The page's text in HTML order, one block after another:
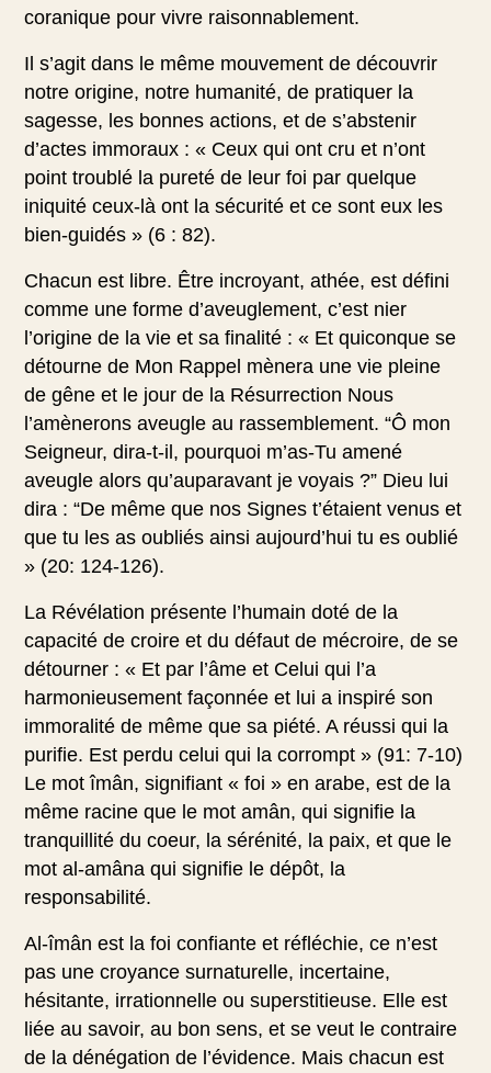
coranique pour vivre raisonnablement.
Il s’agit dans le même mouvement de découvrir
notre origine, notre humanité, de pratiquer la
sagesse, les bonnes actions, et de s’abstenir
d’actes immoraux : « Ceux qui ont cru et n’ont
point troublé la pureté de leur foi par quelque
iniquité ceux-là ont la sécurité et ce sont eux les
bien-guidés » (6 : 82).
Chacun est libre. Être incroyant, athée, est défini
comme une forme d’aveuglement, c’est nier
l’origine de la vie et sa finalité : « Et quiconque se
détourne de Mon Rappel mènera une vie pleine
de gêne et le jour de la Résurrection Nous
l’amènerons aveugle au rassemblement. “Ô mon
Seigneur, dira-t-il, pourquoi m’as-Tu amené
aveugle alors qu’auparavant je voyais ?” Dieu lui
dira : “De même que nos Signes t’étaient venus et
que tu les as oubliés ainsi aujourd’hui tu es oublié
» (20: 124-126).
La Révélation présente l’humain doté de la
capacité de croire et du défaut de mécroire, de se
détourner : « Et par l’âme et Celui qui l’a
harmonieusement façonnée et lui a inspiré son
immoralité de même que sa piété. A réussi qui la
purifie. Est perdu celui qui la corrompt » (91: 7-10)
Le mot îmân, signifiant « foi » en arabe, est de la
même racine que le mot amân, qui signifie la
tranquillité du coeur, la sérénité, la paix, et que le
mot al-amâna qui signifie le dépôt, la
responsabilité.
Al-îmân est la foi confiante et réfléchie, ce n’est
pas une croyance surnaturelle, incertaine,
hésitante, irrationnelle ou superstitieuse. Elle est
liée au savoir, au bon sens, et se veut le contraire
de la dénégation de l’évidence. Mais chacun est